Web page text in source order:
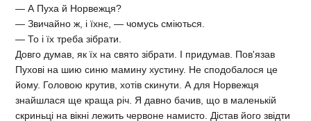
— А Пуха й Норвежця?
— Звичайно ж, і їхнє, — чомусь сміються.
— То і їх треба зібрати.
Довго думав, як їх на свято зібрати. І придумав. Пов'язав
Пухові на шию синю мамину хустину. Не сподобалося це
йому. Головою крутив, хотів скинути. А для Норвежця
знайшлася ще краща річ. Я давно бачив, що в маленькій
скриньці на вікні лежить червоне намисто. Дістав його звідти